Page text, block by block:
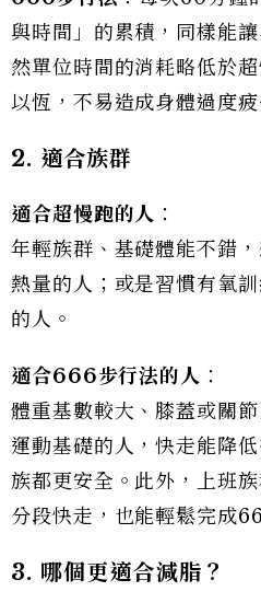
與時間」的累積，同樣能
然單位時間的消耗略低於
以恆，不易造成身體過度疲
2. 適合族群
適合超慢跑的人 ：
年輕族群、基礎體能不錯
熱量的人；或是習慣有氧
的人。
適合666步行法的人 ：
體重基數較大、膝蓋或關
運動基礎的人，快走能降
族都更安全。此外，上班
分段快走，也能輕鬆完成
3. 哪個更適合減脂？